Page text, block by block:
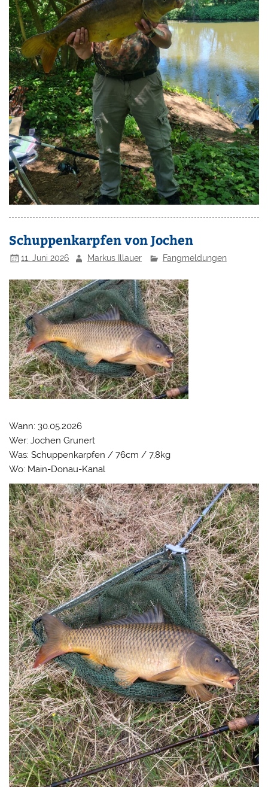
Schuppenkarpfen von Jochen
11. Juni 2026 Markus Illauer Fangmeldungen
Wann: 30.05.2026
Wer: Jochen Grunert
Was: Schuppenkarpfen / 76cm / 7,8kg
Wo: Main-Donau-Kanal